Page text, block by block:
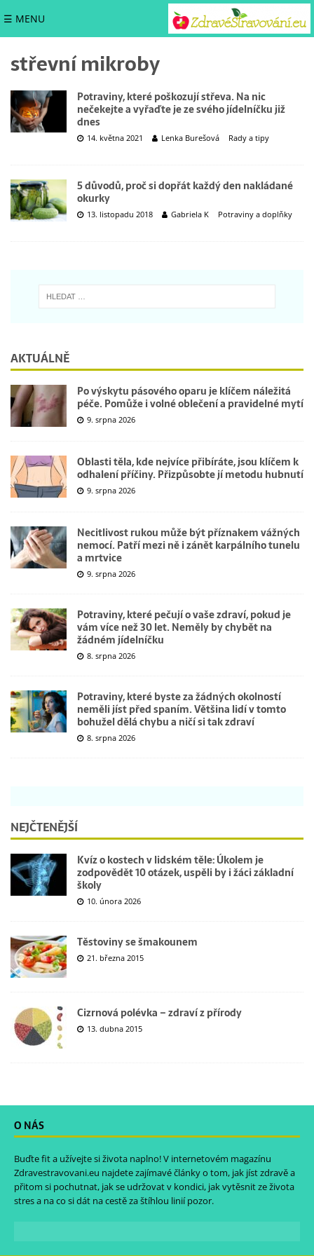
☰ MENU
střevní mikroby
Potraviny, které poškozují střeva. Na nic
nečekejte a vyřaďte je ze svého jídelníčku již
dnes
14. května 2021 Lenka Burešová Rady a tipy
5 důvodů, proč si dopřát každý den nakládané
okurky
13. listopadu 2018 Gabriela K Potraviny a doplňky
AKTUÁLNĚ
Po výskytu pásového oparu je klíčem náležitá
péče. Pomůže i volné oblečení a pravidelné mytí
9. srpna 2026
Oblasti těla, kde nejvíce přibíráte, jsou klíčem k
odhalení příčiny. Přizpůsobte jí metodu hubnutí
9. srpna 2026
Necitlivost rukou může být příznakem vážných
nemocí. Patří mezi ně i zánět karpálního tunelu
a mrtvice
9. srpna 2026
Potraviny, které pečují o vaše zdraví, pokud je
vám více než 30 let. Neměly by chybět na
žádném jídelníčku
8. srpna 2026
Potraviny, které byste za žádných okolností
neměli jíst před spaním. Většina lidí v tomto
bohužel dělá chybu a ničí si tak zdraví
8. srpna 2026
NEJČTENĚJŠÍ
Kvíz o kostech v lidském těle: Úkolem je
zodpovědět 10 otázek, uspěli by i žáci základní
školy
10. února 2026
Těstoviny se šmakounem
21. března 2015
Cizrnová polévka – zdraví z přírody
13. dubna 2015
O NÁS
Buďte fit a užívejte si života naplno! V internetovém magazínu
Zdravestravovani.eu najdete zajímavé články o tom, jak jíst zdravě a
přitom si pochutnat, jak se udržovat v kondici, jak vytěsnit ze života
stres a na co si dát na cestě za štíhlou linií pozor.